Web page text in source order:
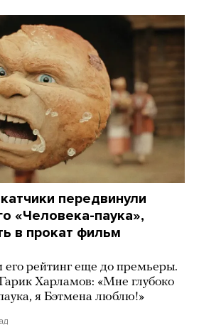
передвинули
«Человека-паука»,
в прокат фильм
рейтинг еще до премьеры.
Харламов: «Мне глубоко
я Бэтмена люблю!»